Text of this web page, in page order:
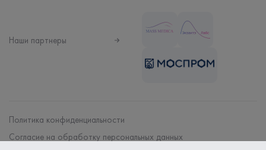
Наши партнеры
Политика конфиденциальности
Согласие на обработку персональных данных